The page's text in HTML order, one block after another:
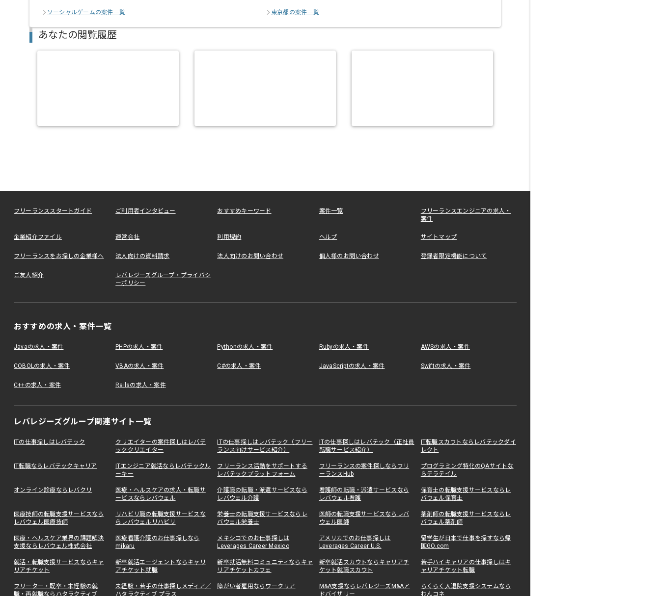
ソーシャルゲームの案件一覧 東京都の案件一覧
あなたの閲覧履歴
フリーランススタートガイド ご利用者インタビュー おすすめキーワード 案件一覧
フリーランスエンジニアの求人・
案件
企業紹介ファイル 運営会社 利用規約 ヘルプ サイトマップ
フリーランスをお探しの企業様へ 法人向けの資料請求 法人向けのお問い合わせ 個人様のお問い合わせ 登録者限定機能について
ご友人紹介
レバレジーズグループ・プライバシ
ーポリシー
おすすめの求人・案件一覧
Javaの求人・案件 PHPの求人・案件 Pythonの求人・案件 Rubyの求人・案件 AWSの求人・案件
COBOLの求人・案件 VBAの求人・案件 C#の求人・案件 JavaScriptの求人・案件 Swiftの求人・案件
C++の求人・案件 Railsの求人・案件
レバレジーズグループ関連サイト一覧
ITの仕事探しはレバテック
クリエイターの案件探しはレバテ
ッククリエイター
ITの仕事探しはレバテック（フリー
ランス向けサービス紹介）
ITの仕事探しはレバテック（正社員
転職サービス紹介）
IT転職スカウトならレバテックダイ
レクト
IT転職ならレバテックキャリア
ITエンジニア就活ならレバテックル
ーキー
フリーランス活動をサポートする
レバテックプラットフォーム
フリーランスの案件探しならフリ
ーランスHub
プログラミング特化のQAサイトな
らテラテイル
オンライン診療ならレバクリ
医療・ヘルスケアの求人・転職サ
ービスならレバウェル
介護職の転職・派遣サービスなら
レバウェル介護
看護師の転職・派遣サービスなら
レバウェル看護
保育士の転職支援サービスならレ
バウェル保育士
医療技師の転職支援サービスなら
レバウェル医療技師
リハビリ職の転職支援サービスな
らレバウェルリハビリ
栄養士の転職支援サービスならレ
バウェル栄養士
医師の転職支援サービスならレバ
ウェル医師
薬剤師の転職支援サービスならレ
バウェル薬剤師
医療・ヘルスケア業界の課題解決
支援ならレバウェル株式会社
医療看護介護のお仕事探しなら
mikaru
メキシコでのお仕事探しは
Leverages Career Mexico
アメリカでのお仕事探しは
Leverages Career U.S.
留学生が日本で仕事を探すなら帰
国GO.com
就活・転職支援サービスならキャ
リアチケット
新卒就活エージェントならキャリ
アチケット就職
新卒就活無料コミュニティならキャ
リアチケットカフェ
新卒就活スカウトならキャリアチ
ケット就職スカウト
若手ハイキャリアの仕事探しはキ
ャリアチケット転職
フリーター・既卒・未経験の就
職・再就職ならハタラクティブ
未経験・若手の仕事探しメディア／
ハタラクティブ プラス
障がい者雇用ならワークリア
M&A支援ならレバレジーズM&Aア
ドバイザリー
らくらく入退院支援システムなら
わんコネ